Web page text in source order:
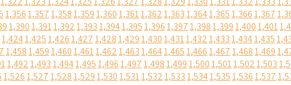
1,3561,3571,3581,3591,3601,3611,3621,3631,3641,3651,3661,367
1,3901,3911,3921,3931,3941,3951,3961,3971,3981,3991,4001,401
1,4241,4251,4261,4271,4281,4291,4301,4311,4321,4331,4341,435
1,4581,4591,4601,4611,4621,4631,4641,4651,4661,4671,4681,469
1,4921,4931,4941,4951,4961,4971,4981,4991,5001,5011,5021,503
1,5261,5271,5281,5291,5301,5311,5321,5331,5341,5351,5361,537